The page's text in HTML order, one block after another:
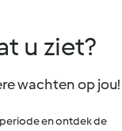
u ziet?
wachten op jou!
en ontdek de